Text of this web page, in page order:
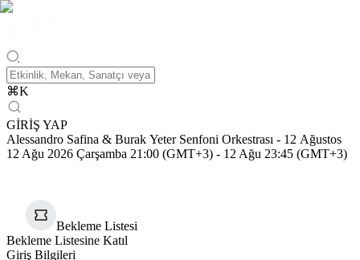
⌘K
GİRİŞ YAP
Alessandro Safina & Burak Yeter Senfoni Orkestrası - 12 Ağustos
12 Ağu 2026 Çarşamba 21:00 (GMT+3) - 12 Ağu 23:45 (GMT+3)
Bekleme Listesi
Bekleme Listesine Katıl
Giriş Bilgileri